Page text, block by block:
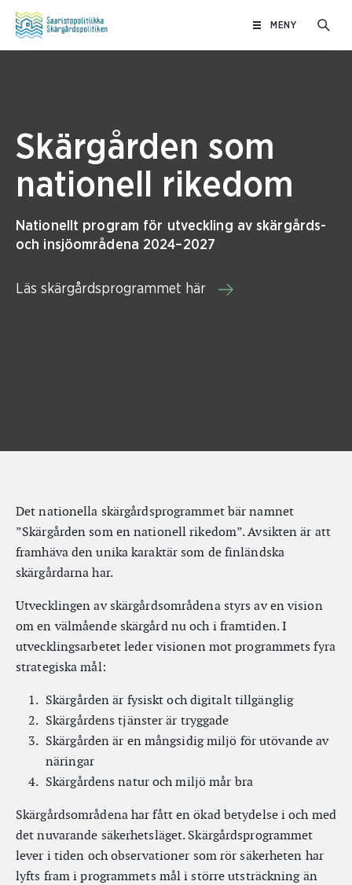
MENY
Skärgården som
nationell rikedom
Nationellt program för utveckling av skärgårds-
och insjöområdena 2024–2027
Läs skärgårdsprogrammet här
Det nationella skärgårdsprogrammet bär namnet
”Skärgården som en nationell rikedom”. Avsikten är att
framhäva den unika karaktär som de finländska
skärgårdarna har.
Utvecklingen av skärgårdsområdena styrs av en vision
om en välmående skärgård nu och i framtiden. I
utvecklingsarbetet leder visionen mot programmets fyra
strategiska mål:
Skärgården är fysiskt och digitalt tillgänglig
Skärgårdens tjänster är tryggade
Skärgården är en mångsidig miljö för utövande av
näringar
Skärgårdens natur och miljö mår bra
Skärgårdsområdena har fått en ökad betydelse i och med
det nuvarande säkerhetsläget. Skärgårdsprogrammet
lever i tiden och observationer som rör säkerheten har
lyfts fram i programmets mål i större utsträckning än